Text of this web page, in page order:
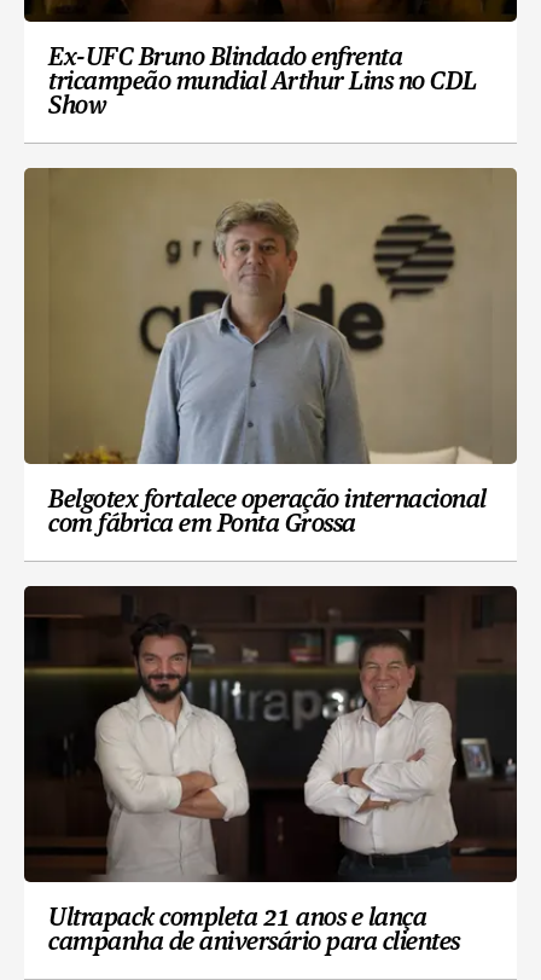
Ex-UFC Bruno Blindado enfrenta
tricampeão mundial Arthur Lins no CDL
Show
Belgotex fortalece operação internacional
com fábrica em Ponta Grossa
Ultrapack completa 21 anos e lança
campanha de aniversário para clientes